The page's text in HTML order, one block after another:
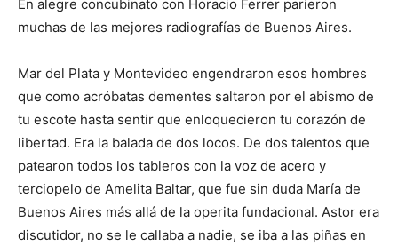
En alegre concubinato con Horacio Ferrer parieron
muchas de las mejores radiografías de Buenos Aires.
Mar del Plata y Montevideo engendraron esos hombres
que como acróbatas dementes saltaron por el abismo de
tu escote hasta sentir que enloquecieron tu corazón de
libertad. Era la balada de dos locos. De dos talentos que
patearon todos los tableros con la voz de acero y
terciopelo de Amelita Baltar, que fue sin duda María de
Buenos Aires más allá de la operita fundacional. Astor era
discutidor, no se le callaba a nadie, se iba a las piñas en